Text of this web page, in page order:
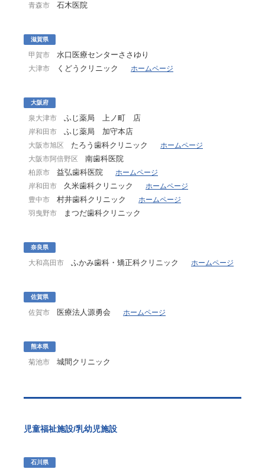
青森市 石木医院
滋賀県
甲賀市 水口医療センターささゆり
大津市 くどうクリニック ホームページ
大阪府
泉大津市 ふじ薬局 上ノ町 店
岸和田市 ふじ薬局 加守本店
大阪市旭区 たろう歯科クリニック
ホームページ
大阪市阿倍野区
南歯科医院
柏原市 益弘歯科医院
ホームページ
岸和田市
久米歯科クリニック
ホームページ
豊中市
村井歯科クリニック
ホームページ
羽曳野市
まつだ歯科クリニック
奈良県
大和高田市 ふかみ歯科・矯正科クリニック ホームページ
佐賀県
佐賀市 医療法人源勇会 ホームページ
熊本県
菊池市 城間クリニック
児童福祉施設/乳幼児施設
石川県